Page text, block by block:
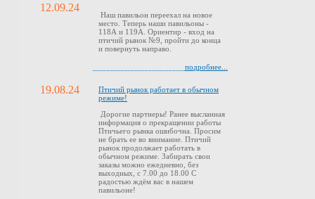
12.09.24
Наш павильон переехал на новое
место. Теперь наши павильоны -
118А и 119А. Ориентир - вход на
птичий рынок №9, пройти до конца
и повернуть направо.
подробнее...
19.08.24
Птичий рынок работает в обычном
режиме!
Дорогие партнеры! Ранее высланная
информация о прекращении работы
Птичьего рынка ошибочна. Просим
не брать ее во внимание. Птичий
рынок продолжает работать в
обычном режиме. Забирать свои
заказы можно ежедневно, без
выходных, с 7.00 до 18.00 С
радостью ждём вас в нашем
павильоне!